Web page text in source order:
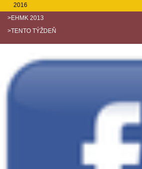
2016
>EHMK 2013
>TENTO TÝŽDEŇ